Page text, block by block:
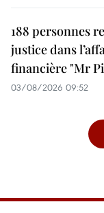
188 personnes
justice dans
financière "Mr
03/08/2026 09:52